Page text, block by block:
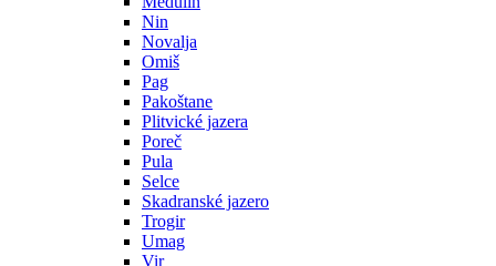
Nin
Novalja
Omiš
Pag
Pakoštane
Plitvické jazera
Poreč
Pula
Selce
Skadranské jazero
Trogir
Umag
Vir